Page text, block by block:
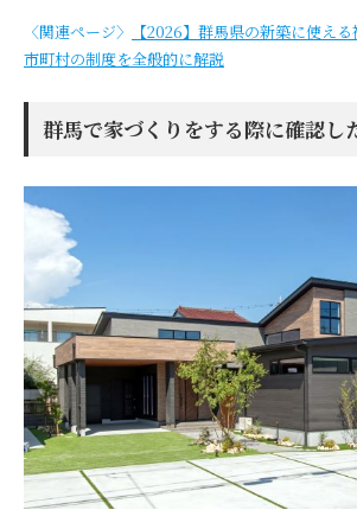
〈関連ページ〉
【2026】群馬県の新築に使え
市町村の制度を全般的に解説
群馬で家づくりをする際に確認し